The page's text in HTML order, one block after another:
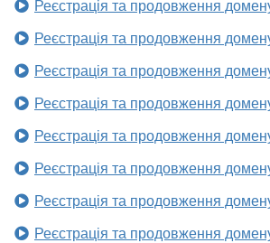
Реєстрація та продовження
Реєстрація та продовження
Реєстрація та продовження
Реєстрація та продовження
Реєстрація та продовження
Реєстрація та продовження
Реєстрація та продовження
Реєстрація та продовження